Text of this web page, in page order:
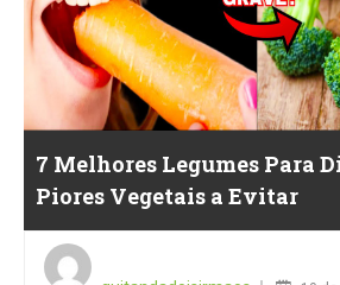
7 Melhores Legumes Para
Piores Vegetais a Evitar